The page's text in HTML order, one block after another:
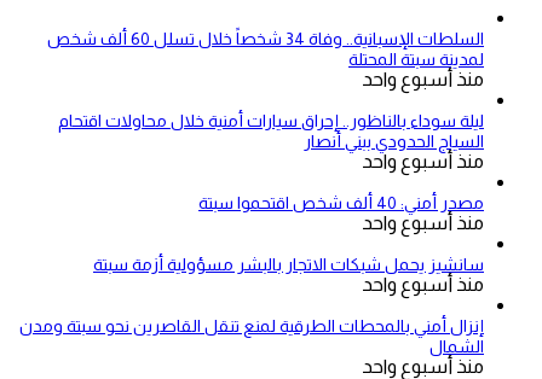
السلطات الإسبانية.. وفاة 34 شخصاً خلال تسلل 60 ألف شخص
لمدينة سبتة المحتلة
منذ أسبوع واحد
ليلة سوداء بالناظور.. إحراق سيارات أمنية خلال محاولات اقتحام
السياج الحدودي ببني أنصار
منذ أسبوع واحد
مصدر أمني: 40 ألف شخص اقتحموا سبتة
منذ أسبوع واحد
سانشيز يحمل شبكات الاتجار بالبشر مسؤولية أزمة سبتة
منذ أسبوع واحد
إنزال أمني بالمحطات الطرقية لمنع تنقل القاصرين نحو سبتة ومدن
الشمال
منذ أسبوع واحد